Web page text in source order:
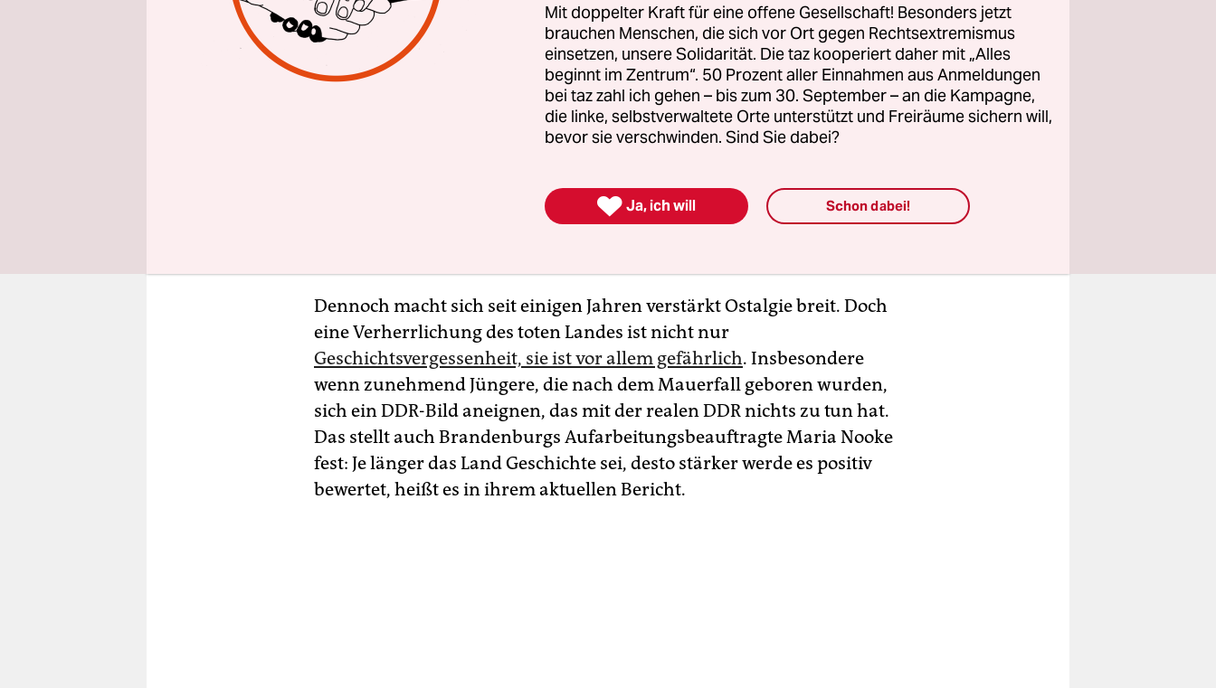
D ie DDR war ein repressiv-diktatorischer Staat. Punkt. Daran
gibt es nichts zu beschönigen oder zu verharmlosen. Und das
hat nichts damit zu tun, dass es im Osten auch einen Alltag
gab, in dem gelebt, geliebt, gelacht wurde. Wer aber im Betrieb, in der
die „größte DDR aller Zeiten“ lustig machte, durfte ganz sicher damit
das nicht ungestraft tat. Daran können sich die
Dennoch macht sich seit einigen Jahren verstärkt Ostalgie breit. Doch
eine Verherrlichung des toten Landes ist nicht nur
Geschichtsvergessenheit, sie ist vor allem gefährlich. Insbesondere
wenn zunehmend Jüngere, die nach dem Mauerfall geboren wurden,
sich ein DDR-Bild aneignen, das mit der realen DDR nichts zu tun hat.
Das stellt auch Brandenburgs Aufarbeitungsbeauftragte Maria Nooke
fest: Je länger das Land Geschichte sei, desto stärker werde es positiv
bewertet, heißt es in ihrem aktuellen Bericht.
Mit doppelter Kraft für eine offene Gesellschaft! Besonders jetzt
brauchen Menschen, die sich vor Ort gegen Rechtsextremismus
einsetzen, unsere Solidarität. Die taz kooperiert daher mit „Alles
beginnt im Zentrum“. 50 Prozent aller Einnahmen aus Anmeldungen
bei taz zahl ich gehen – bis zum 30. September – an die Kampagne,
die linke, selbstverwaltete Orte unterstützt und Freiräume sichern will,
bevor sie verschwinden. Sind Sie dabei?
 Ja, ich will Schon dabei!